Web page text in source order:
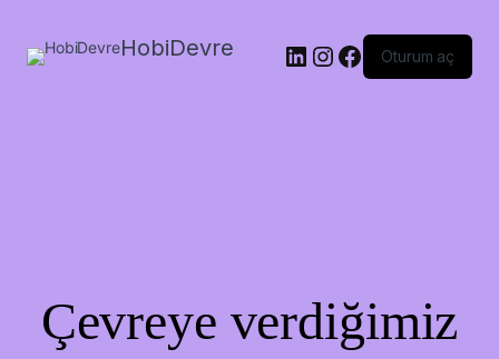
HobiDevre LinkedIn
Instagram
Facebook
Oturum aç
Çevreye verdiğimiz